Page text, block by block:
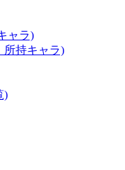
ャラ)
所持キャラ)
)